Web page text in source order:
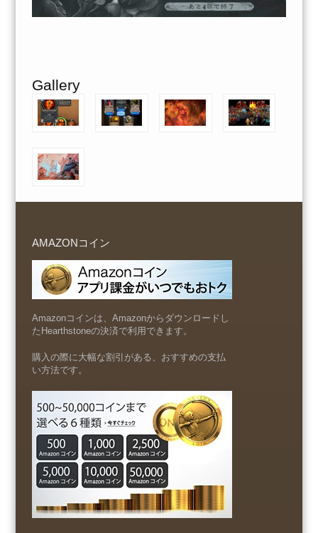
Gallery
AMAZONコイン
Amazonコインは、Amazonからダウンロードし
たHearthstoneの決済で利用できます。
購入の際に大幅な割引がある、おすすめの支払
い方法です。